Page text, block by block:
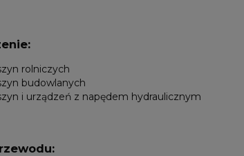
rolniczych
budowlanych
i urządzeń z napędem hydraulicznym